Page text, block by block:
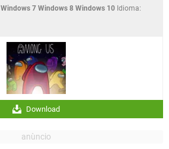
Windows 7 Windows 8 Windows 10 Idioma:
Download